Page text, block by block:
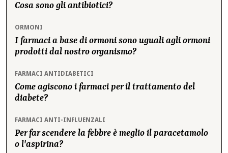
Cosa sono gli antibiotici?
ORMONI
I farmaci a base di ormoni sono uguali agli ormoni
prodotti dal nostro organismo?
FARMACI ANTIDIABETICI
Come agiscono i farmaci per il trattamento del
diabete?
FARMACI ANTI-INFLUENZALI
Per far scendere la febbre è meglio il paracetamolo
o l'aspirina?